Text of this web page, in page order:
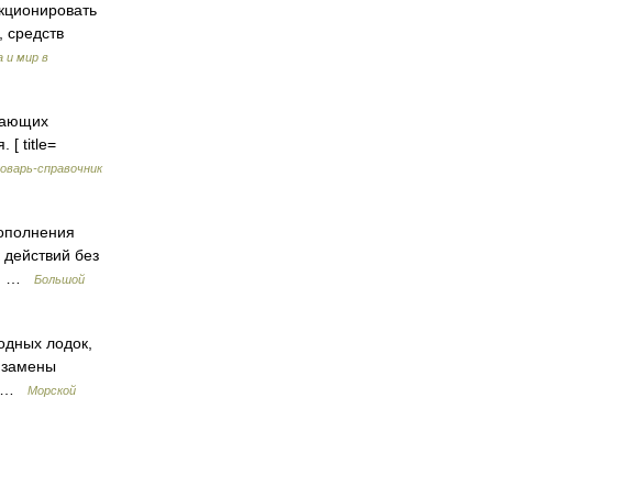
средств
и мир в
[ title=
справочник
без
…
Большой
лодок,
замены
…
Морской